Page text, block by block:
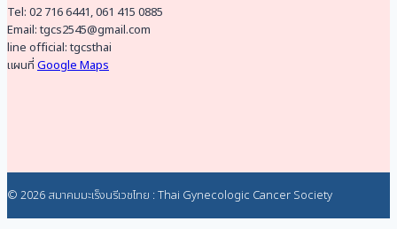
Tel: 02 716 6441, 061 415 0885
Email: tgcs2545@gmail.com
line official: tgcsthai
แผนที่ Google Maps
© 2026 สมาคมมะเร็งนรีเวชไทย : Thai Gynecologic Cancer Society